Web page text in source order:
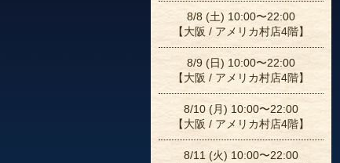
8/8 (土) 10:00〜22:00
【大阪 / アメリカ村店4階】
8/9 (日) 10:00〜22:00
【大阪 / アメリカ村店4階】
8/10 (月) 10:00〜22:00
【大阪 / アメリカ村店4階】
8/11 (火) 10:00〜22:00